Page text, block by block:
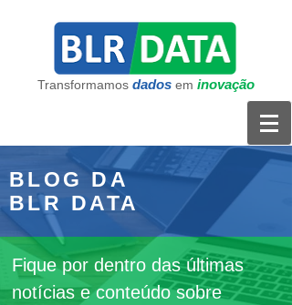
Transformamos dados em inovação
BLOG DA
BLR DATA
Fique por dentro das últimas
notícias e conteúdo sobre